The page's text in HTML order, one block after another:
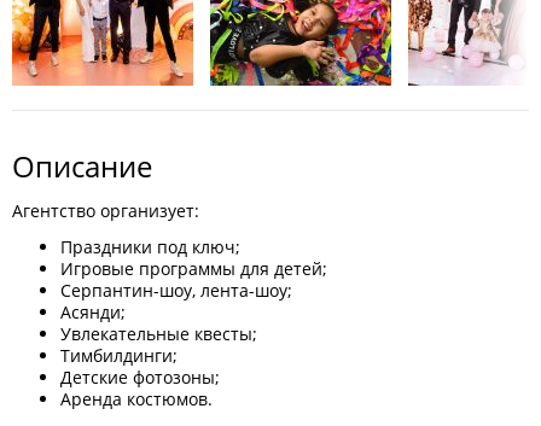
Описание
Агентство организует:
Праздники под ключ;
Игровые программы для детей;
Серпантин-шоу, лента-шоу;
Асянди;
Увлекательные квесты;
Тимбилдинги;
Детские фотозоны;
Аренда костюмов.